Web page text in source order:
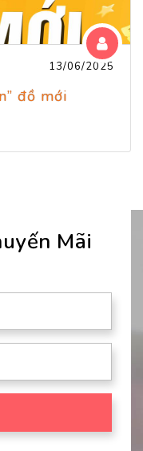
13/06/2025
đồ mới
Mãi